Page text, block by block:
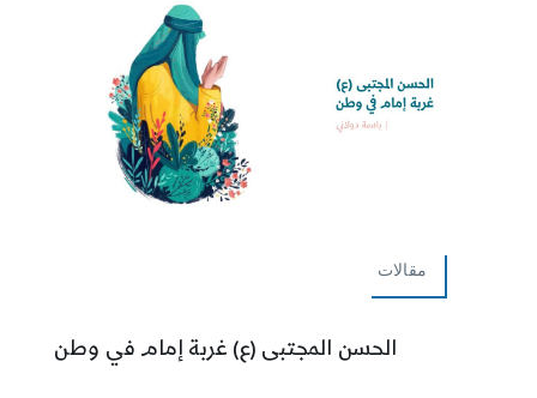
مقالات
الحسن المجتبى (ع) غربة إمام في وطن